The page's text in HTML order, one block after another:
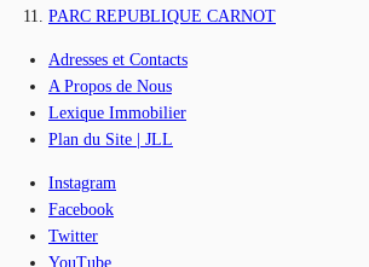
PARC REPUBLIQUE CARNOT
Adresses et Contacts
A Propos de Nous
Lexique Immobilier
Plan du Site | JLL
Instagram
Facebook
Twitter
YouTube